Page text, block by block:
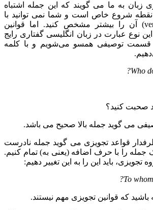
زبان به ما می گویند که این جمله اشتباه
شروع خاص است و شما نمی توانید با
استفاده از خیلی( very) آن را بیشتر مشخص کنید. اما قوانین
نوع عبارت در زبان انگلیسی گفتاری رایج
با قسمت توصیفی همسو می‌شویم و با کلمه
Who
صحبت کنید؟
می گوید جمله بالا صحیح می باشد.
قواعد تجویزی می گوید جمله نادرست
جمله را با حرف اضافه (یعنی به) تمام کنیم.
تجویزی، باید این را به این تغییر دهیم:
To
باشید که قوانین تجویزی مهم نیستند.